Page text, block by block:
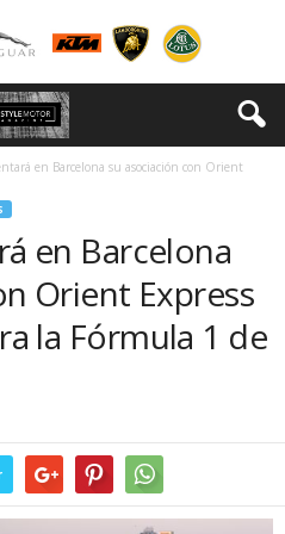
en Barcelona su asociación con Orient
en Barcelona
Orient Express
la Fórmula 1 de